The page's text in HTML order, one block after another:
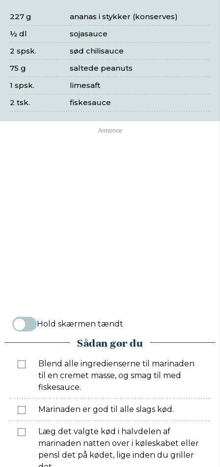
ananas i stykker (konserves)
227 g
sojasauce
½ dl
sød chilisauce
2 spsk.
saltede peanuts
75 g
limesaft
1 spsk.
fiskesauce
2 tsk.
Hold skærmen tændt
Sådan gør du
Blend alle ingredienserne til marinaden
til en cremet masse, og smag til med
fiskesauce.
Marinaden er god til alle slags kød.
Læg det valgte kød i halvdelen af
marinaden natten over i køleskabet eller
pensl det på kødet, lige inden du griller